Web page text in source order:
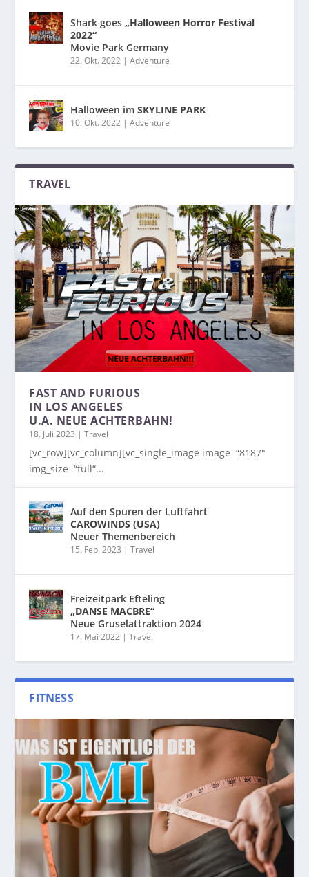
Shark goes„Halloween Horror Festival
2022“
Movie Park Germany
22. Okt. 2022 |Adventure
Halloween imSKYLINE PARK
10. Okt. 2022 |Adventure
TRAVEL
FAST AND FURIOUS
IN LOS ANGELES
U.A. NEUE ACHTERBAHN!
18. Juli 2023 |Travel
[vc_row][vc_column][vc_single_image image=“8187″
img_size=“full“...
Auf den Spuren der Luftfahrt
CAROWINDS (USA)
Neuer Themenbereich
15. Feb. 2023 |Travel
Freizeitpark Efteling
„DANSE MACBRE“
Neue Gruselattraktion 2024
17. Mai 2022 |Travel
FITNESS